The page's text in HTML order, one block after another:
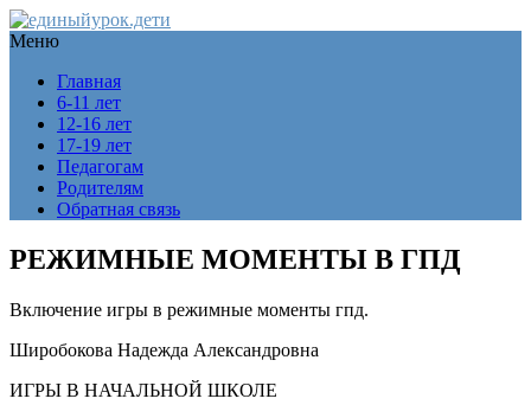
Меню
Главная
6-11 лет
12-16 лет
17-19 лет
Педагогам
Родителям
Обратная связь
РЕЖИМНЫЕ МОМЕНТЫ В ГПД
Включение игры в режимные моменты гпд.
Широбокова Надежда Александровна
ИГРЫ В НАЧАЛЬНОЙ ШКОЛЕ